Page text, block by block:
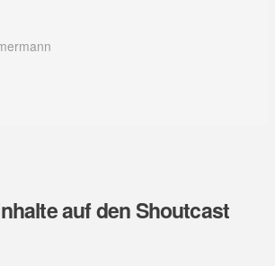
auf den Shoutcast